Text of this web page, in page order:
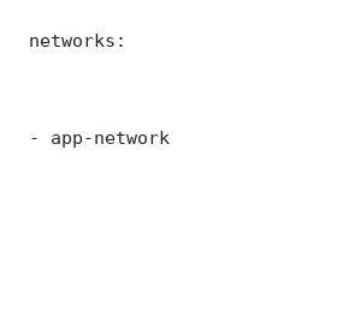
networks:
- app-network